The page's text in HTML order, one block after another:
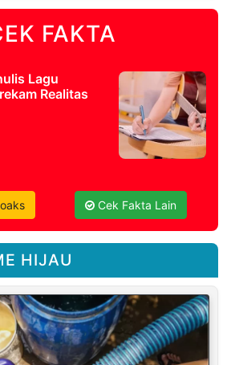
FAKTA
Lagu
Realitas
Cek Fakta Lain
HIJAU